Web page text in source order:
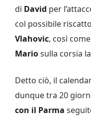
di David per
col possibile
Vlahovic, così
Mariosulla corsia
Detto ciò, il
dunque tra 20
con il Parma